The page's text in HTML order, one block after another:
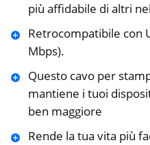
più affidabile di altri
Retrocompatibile con
Mbps).
Questo cavo per
mantiene i tuoi
ben maggiore
Rende la tua vita più